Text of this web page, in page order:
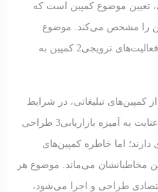
تعیین موضوع کمپین است که
کمپین را مشخص می‌کند. موضوع
کمپین، پیام اصلی است که توسط فعالیت‌های ترویجی2 کمپین به
کمپین‌های تبلیغاتی، در شرایط
زمانی و مکانی خاص و همچنین، با عنایت به آمیزه بازاریابی3 طراحی
اما خاطره‌ کمپین‌های
مخاطبانشان می‌ماند. موضوع هر
طراحی و اجرا می‌شود،